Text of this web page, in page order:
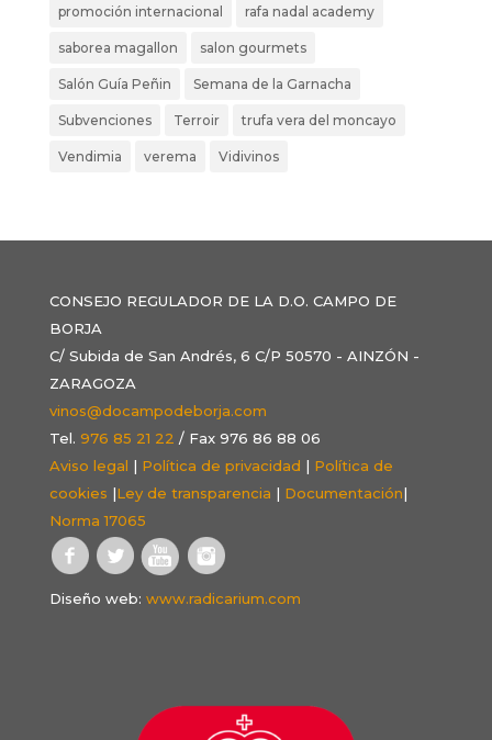
promoción internacional rafa nadal academy
saborea magallon salon gourmets
Salón Guía Peñin Semana de la Garnacha
Subvenciones Terroir trufa vera del moncayo
Vendimia verema Vidivinos
CONSEJO REGULADOR DE LA D.O. CAMPO DE
BORJA
C/ Subida de San Andrés, 6 C/P 50570 - AINZÓN -
ZARAGOZA
vinos@docampodeborja.com
Tel. 976 85 21 22 / Fax 976 86 88 06
Aviso legal | Política de privacidad | Política de
cookies |Ley de transparencia | Documentación|
Norma 17065
Diseño web: www.radicarium.com